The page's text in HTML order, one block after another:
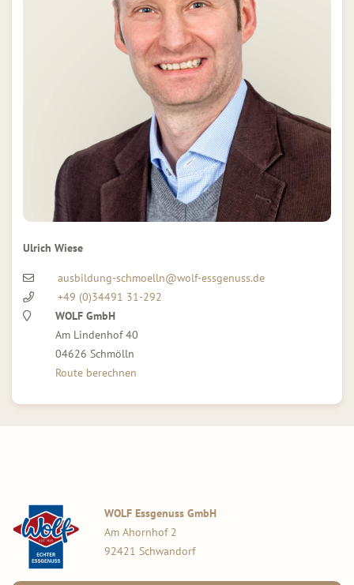
Ulrich Wiese
ausbildung-schmoelln@wolf-essgenuss.de
+49 (0)34491 31-292
WOLF GmbH
Am Lindenhof 40
04626 Schmölln
Route berechnen
WOLF Essgenuss GmbH
Am Ahornhof 2
92421 Schwandorf